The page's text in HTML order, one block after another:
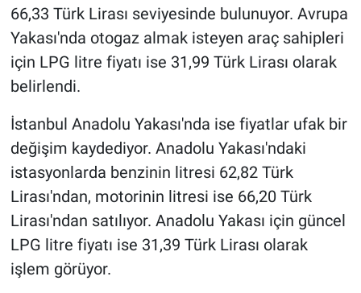
66,33 Türk Lirası seviyesinde bulunuyor. Avrupa
Yakası'nda otogaz almak isteyen araç sahipleri
için LPG litre fiyatı ise 31,99 Türk Lirası olarak
belirlendi.
İstanbul Anadolu Yakası'nda ise fiyatlar ufak bir
değişim kaydediyor. Anadolu Yakası'ndaki
istasyonlarda benzinin litresi 62,82 Türk
Lirası'ndan, motorinin litresi ise 66,20 Türk
Lirası'ndan satılıyor. Anadolu Yakası için güncel
LPG litre fiyatı ise 31,39 Türk Lirası olarak
işlem görüyor.